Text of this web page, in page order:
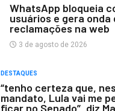
WhatsApp bloqueia
usuários e gera onda
reclamações na web
3 de agosto de 2026
DESTAQUES
“tenho certeza que,
mandato, Lula vai me
ficar no Senado”, diz